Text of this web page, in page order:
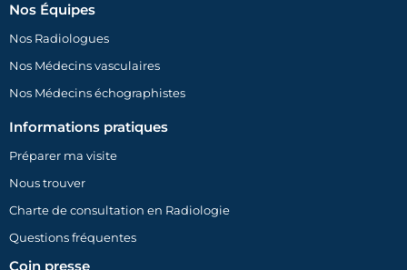
Nos Équipes
Nos Radiologues
Nos Médecins vasculaires
Nos Médecins échographistes
Informations pratiques
Préparer ma visite
Nous trouver
Charte de consultation en Radiologie
Questions fréquentes
Coin presse